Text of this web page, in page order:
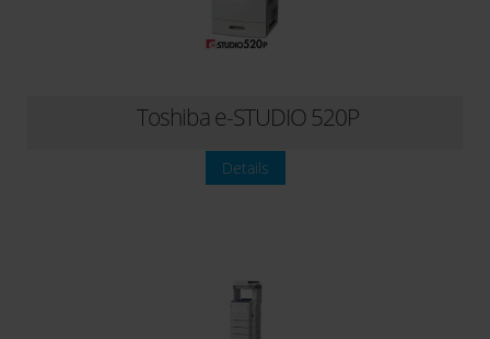
Toshiba e-STUDIO 520P
Details